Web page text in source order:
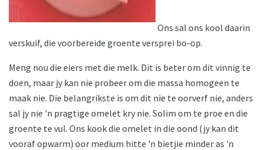
Ons sal ons kool daarin
verskuif, die voorbereide groente versprei bo-op.
Meng nou die eiers met die melk. Dit is beter om dit vinnig te
doen, maar jy kan nie probeer om die massa homogeen te
maak nie. Die belangrikste is om dit nie te oorverf nie, anders
sal jy nie 'n pragtige omelet kry nie. Solim om te proe en die
groente te vul. Ons kook die omelet in die oond (jy kan dit
vooraf opwarm) oor medium hitte 'n bietjie minder as 'n